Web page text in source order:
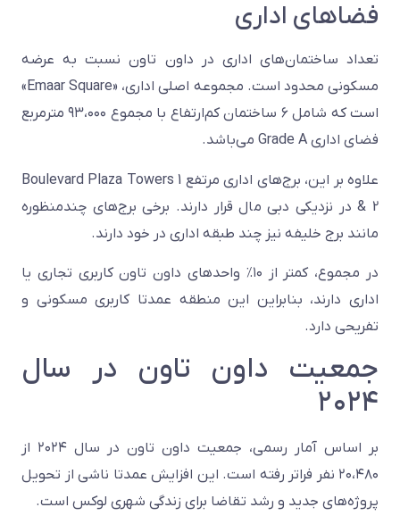
فضاهای اداری
تعداد ساختمان‌های اداری در داون تاون نسبت به عرضه
مسکونی محدود است. مجموعه اصلی اداری، «Emaar Square»
است که شامل ۶ ساختمان کم‌ارتفاع با مجموع ۹۳،۰۰۰ مترمربع
فضای اداری Grade A می‌باشد.
علاوه بر این، برج‌های اداری مرتفع Boulevard Plaza Towers 1
& 2 در نزدیکی دبی مال قرار دارند. برخی برج‌های چندمنظوره
مانند برج خلیفه نیز چند طبقه اداری در خود دارند.
در مجموع، کمتر از ۱۰٪ واحدهای داون تاون کاربری تجاری یا
اداری دارند، بنابراین این منطقه عمدتا کاربری مسکونی و
تفریحی دارد.
جمعیت داون تاون در سال
۲۰۲۴
بر اساس آمار رسمی، جمعیت داون تاون در سال ۲۰۲۴ از
۲۰،۴۸۰ نفر فراتر رفته است. این افزایش عمدتا ناشی از تحویل
پروژه‌های جدید و رشد تقاضا برای زندگی شهری لوکس است.